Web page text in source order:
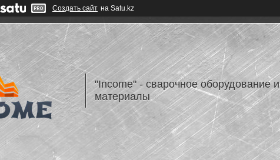
Создать сайт на Satu.kz
"Income" - сварочное оборудование и
материалы